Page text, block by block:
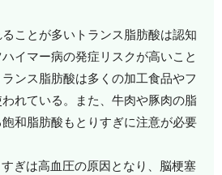
ことが多いトランス脂肪酸は認知
イマー病の発症リスクが高いこと
ンス脂肪酸は多くの加工食品やフ
れている。また、牛肉や豚肉の脂
和脂肪酸もとりすぎに注意が必要
すぎは高血圧の原因となり、脳梗塞